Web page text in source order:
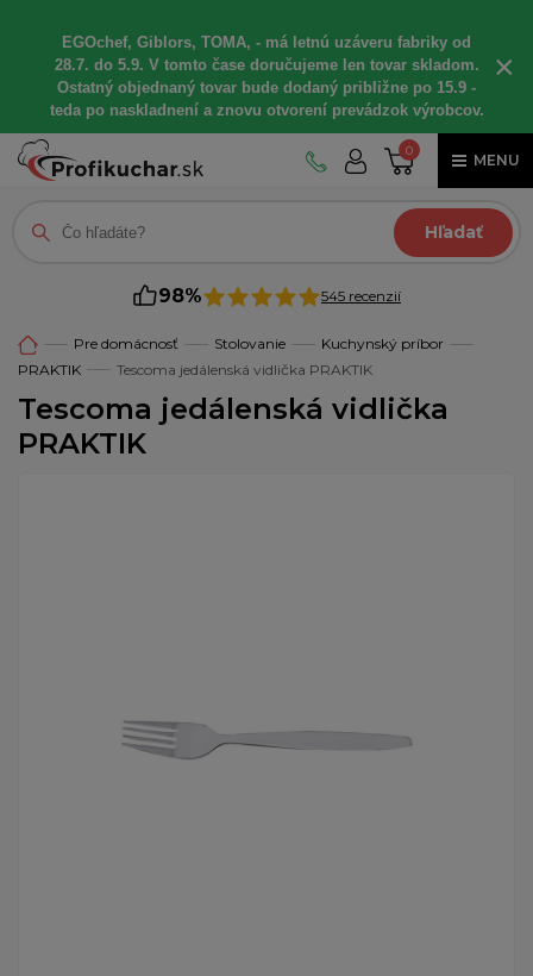
EGOchef, Giblors, TOMA, - má letnú uzáveru fabriky od
28.7. do 5.9. V tomto čase doručujeme len tovar skladom.
Ostatný objednaný tovar bude dodaný približne po 15.9 -
teda po naskladnení a znovu otvorení prevádzok výrobcov.
×
0
MENU
Hľadať
98% 545 recenzií
Pre domácnosť Stolovanie
Kuchynský príbor
PRAKTIK
Tescoma jedálenská vidlička PRAKTIK
Tescoma jedálenská vidlička
PRAKTIK